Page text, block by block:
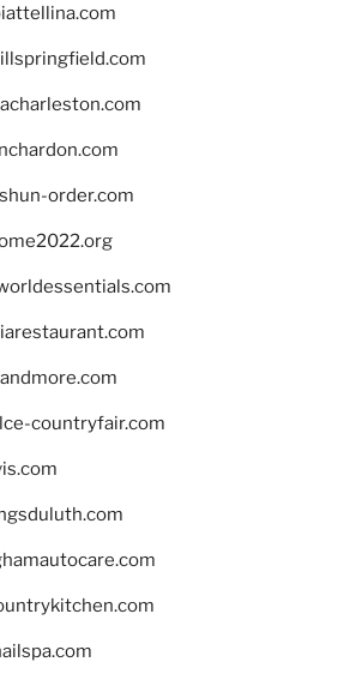
order.com
countryfair.com